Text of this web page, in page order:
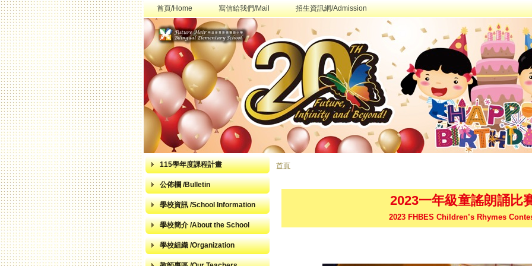
首頁/Home 寫信給我們/Mail 招生資訊網/Admission
115學年度課程計畫
公佈欄 /Bulletin
學校資訊 /School Information
學校簡介 /About the School
學校組織 /Organization
首頁
2023一年級童謠朗誦比
2023 FHBES Children’s Rhymes